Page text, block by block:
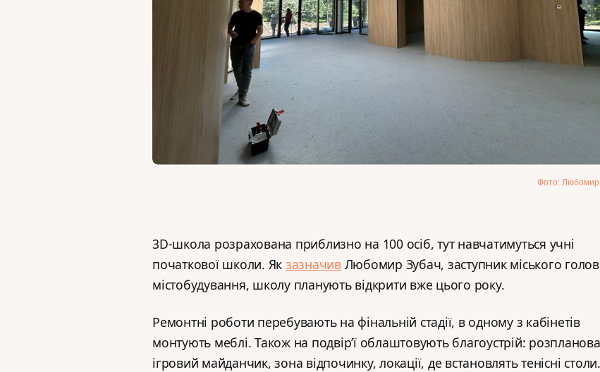
Фото: Любомир
3D-школа розрахована приблизно на 100 осіб, тут навчатимуться учні
початкової школи. Як зазначивЛюбомир Зубач, заступник міського
містобудування, школу планують відкрити вже цього року.
Ремонтні роботи перебувають на фінальній стадії, в одному з кабінетів
монтують меблі. Також на подвір’ї облаштовують благоустрій:
ігровий майданчик, зона відпочинку, локації, де встановлять тенісні столи.